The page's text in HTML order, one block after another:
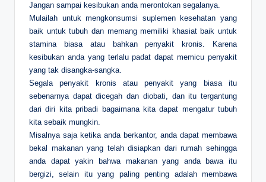
Jangan sampai kesibukan anda merontokan segalanya.
Mulailah untuk mengkonsumsi suplemen kesehatan yang
baik untuk tubuh dan memang memiliki khasiat baik untuk
stamina biasa atau bahkan penyakit kronis. Karena
kesibukan anda yang terlalu padat dapat memicu penyakit
yang tak disangka-sangka.
Segala penyakit kronis atau penyakit yang biasa itu
sebenarnya dapat dicegah dan diobati, dan itu tergantung
dari diri kita pribadi bagaimana kita dapat mengatur tubuh
kita sebaik mungkin.
Misalnya saja ketika anda berkantor, anda dapat membawa
bekal makanan yang telah disiapkan dari rumah sehingga
anda dapat yakin bahwa makanan yang anda bawa itu
bergizi, selain itu yang paling penting adalah membawa